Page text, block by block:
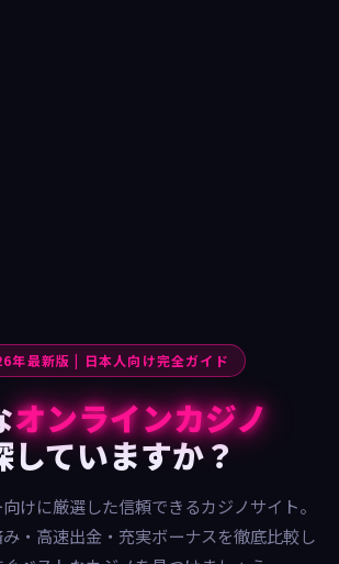
年最新版 | 日本人向け完全ガイド
オンラインカジノ
していますか？
けに厳選した信頼できるカジノサイト。
・高速出金・充実ボーナスを徹底比較し